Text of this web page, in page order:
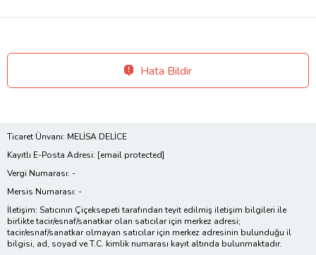
Hata Bildir
Ticaret Ünvanı: MELİSA DELİCE
Kayıtlı E-Posta Adresi: [email protected]
Vergi Numarası: -
Mersis Numarası: -
İletişim: Satıcının Çiçeksepeti tarafından teyit edilmiş iletişim bilgileri ile
birlikte tacir/esnaf/sanatkar olan satıcılar için merkez adresi;
tacir/esnaf/sanatkar olmayan satıcılar için merkez adresinin bulunduğu il
bilgisi, ad, soyad ve T.C. kimlik numarası kayıt altında bulunmaktadır.